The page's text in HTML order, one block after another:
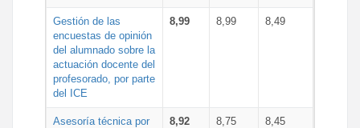
Gestión de las
encuestas de opinión
del alumnado sobre la
actuación docente del
profesorado, por parte
del ICE
8,99 8,99 8,49
Asesoría técnica por
8,92 8,75 8,45